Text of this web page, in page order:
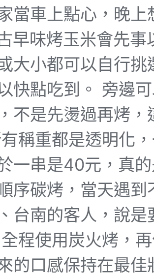
當車上點心，晚
早味烤玉米會先
大小都可以自行
快點吃到。 旁邊
不是先燙過再烤
稱重都是透明化
一串是40元，真
序碳烤，當天遇
台南的客人，說
程使用炭火烤，
的口感保持在最